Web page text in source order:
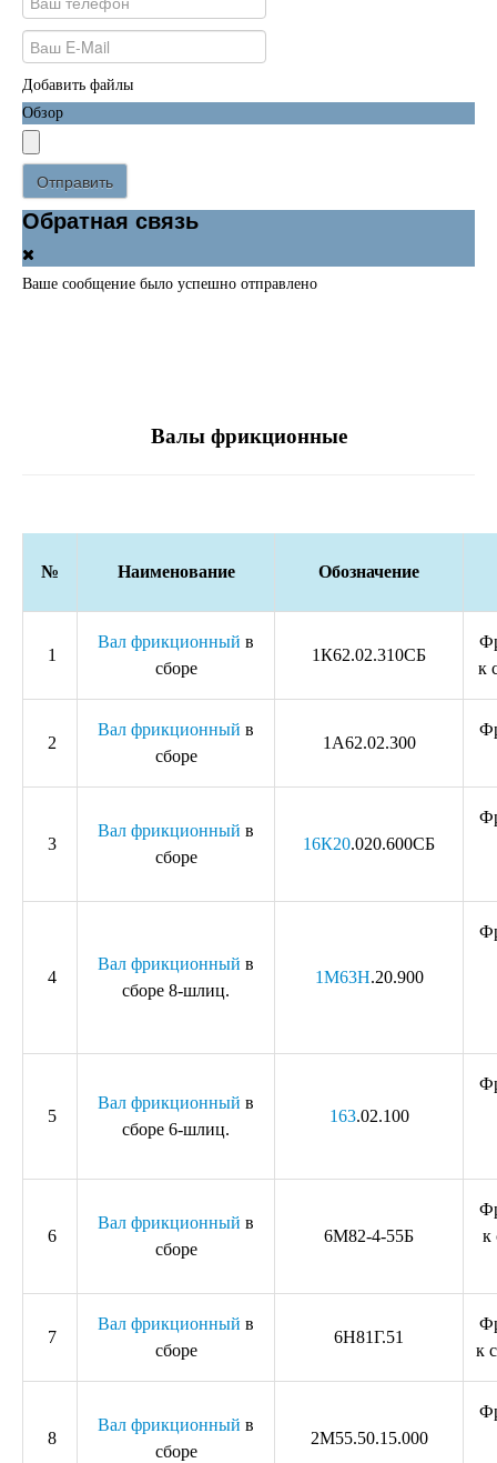
Добавить файлы
Обзор
Отправить
Обратная связь
Ваше сообщение было успешно отправлено
Валы фрикционные
№ Наименование Обозначение
1
Вал фрикционный в
сборе
1К62.02.310СБ
к
2
Вал фрикционный в
сборе
1А62.02.300
3
Вал фрикционный в
сборе
16К20.020.600СБ
4
Вал фрикционный в
сборе 8-шлиц.
1М63Н.20.900
5
Вал фрикционный в
сборе 6-шлиц.
163.02.100
6
Вал фрикционный в
сборе
6М82-4-55Б
к
7
Вал фрикционный в
сборе
6Н81Г.51
к
8
Вал фрикционный в
сборе
2М55.50.15.000